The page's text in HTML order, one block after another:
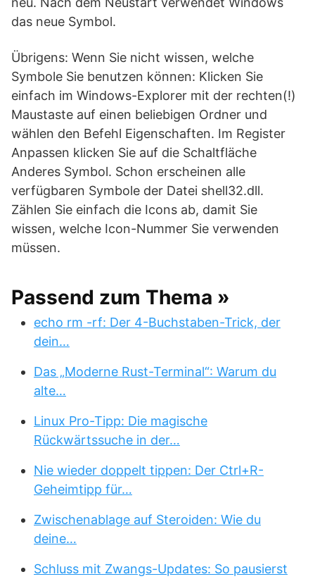
das neue Symbol.
Übrigens: Wenn Sie nicht wissen, welche
Symbole Sie benutzen können: Klicken Sie
einfach im Windows-Explorer mit der rechten(!)
Maustaste auf einen beliebigen Ordner und
wählen den Befehl Eigenschaften. Im Register
Anpassen klicken Sie auf die Schaltfläche
Anderes Symbol. Schon erscheinen alle
verfügbaren Symbole der Datei shell32.dll.
Zählen Sie einfach die Icons ab, damit Sie
wissen, welche Icon-Nummer Sie verwenden
müssen.
Passend zum Thema »
echo rm -rf: Der 4-Buchstaben-Trick, der
dein…
Das „Moderne Rust-Terminal“: Warum du
alte…
Linux Pro-Tipp: Die magische
Rückwärtssuche in der…
Nie wieder doppelt tippen: Der Ctrl+R-
Geheimtipp für…
Zwischenablage auf Steroiden: Wie du
deine…
Schluss mit Zwangs-Updates: So pausierst